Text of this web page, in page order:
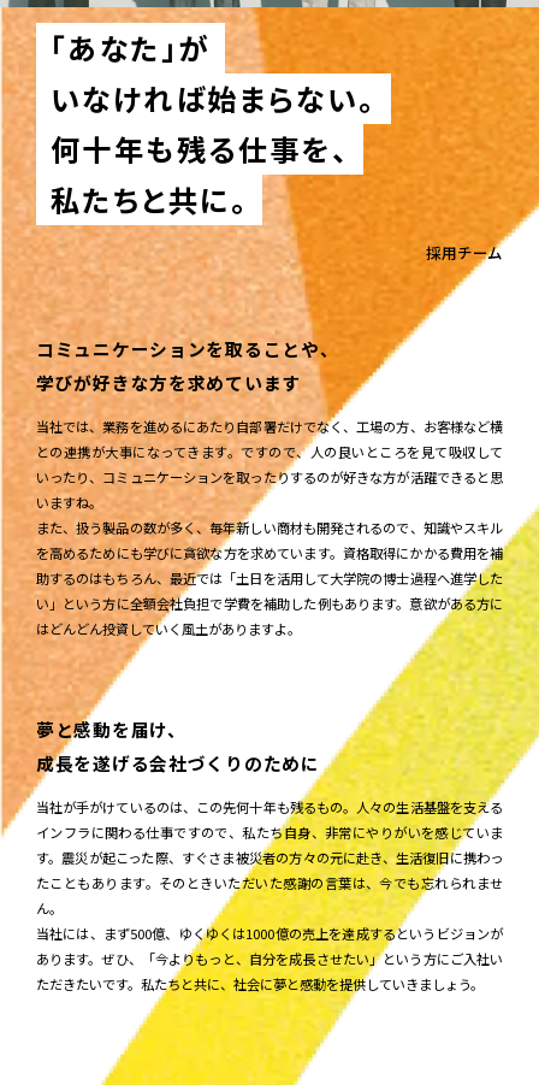
「あなた」が
いなければ始まらない。
何十年も残る仕事を、
私たちと共に。
採用チーム
コミュニケーションを取ることや、
学びが好きな方を求めています
当社では、業務を進めるにあたり自部署だけでなく、工場の方、お客様など横
との連携が大事になってきます。ですので、人の良いところを見て吸収して
いったり、コミュニケーションを取ったりするのが好きな方が活躍できると思
いますね。
また、扱う製品の数が多く、毎年新しい商材も開発されるので、知識やスキル
を高めるためにも学びに貪欲な方を求めています。資格取得にかかる費用を補
助するのはもちろん、最近では「土日を活用して大学院の博士過程へ進学した
い」という方に全額会社負担で学費を補助した例もあります。意欲がある方に
はどんどん投資していく風土がありますよ。
夢と感動を届け、
成長を遂げる会社づくりのために
当社が手がけているのは、この先何十年も残るもの。人々の生活基盤を支える
インフラに関わる仕事ですので、私たち自身、非常にやりがいを感じていま
す。震災が起こった際、すぐさま被災者の方々の元に赴き、生活復旧に携わっ
たこともあります。そのときいただいた感謝の言葉は、今でも忘れられませ
ん。
​​当社には、まず500億、ゆくゆくは1000億の売上を達成するというビジョンが
あります。ぜひ、「今よりもっと、自分を成長させたい」という方にご入社い
ただきたいです。私たちと共に、社会に夢と感動を提供していきましょう。